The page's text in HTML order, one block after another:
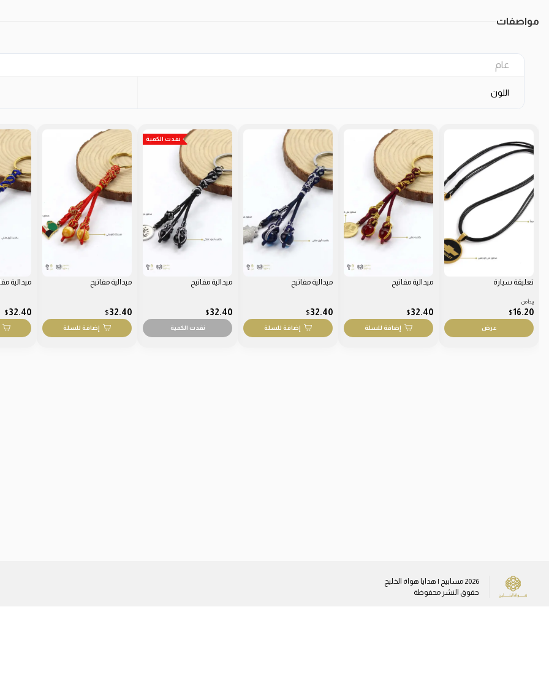
مواصفات
عام
اللون
تعليقة سيارة
يبدأ من
16.20
$
عرض
ميدالية مفاتيح
32.40
$
إضافة للسلة
ميدالية مفاتيح
32.40
$
إضافة للسلة
نفدت الكمية
ميدالية مفاتيح
32.40
$
نفدت الكمية
ميدالية مفاتيح
32.40
$
إضافة للسلة
ميدالية
32.40
$
2026 مسابيح | هدايا هواة الخليج
حقوق النشر محفوظة